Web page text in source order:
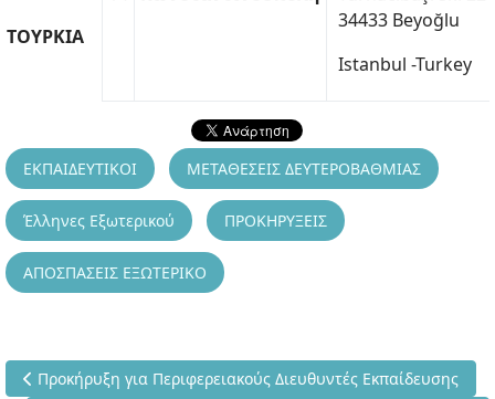
ΤΟΥΡΚΙΑ
34433 Beyoğlu
Istanbul -Turkey
ΕΚΠΑΙΔΕΥΤΙΚΟΙ ΜΕΤΑΘΕΣΕΙΣ ΔΕΥΤΕΡΟΒΑΘΜΙΑΣ
Έλληνες Εξωτερικού ΠΡΟΚΗΡΥΞΕΙΣ
ΑΠΟΣΠΑΣΕΙΣ ΕΞΩΤΕΡΙΚΟ
Προηγούμενο άρθρο: Προκήρυξη για Περιφερειακούς
Προκήρυξη για Περιφερειακούς Διευθυντές Εκπαίδευσης